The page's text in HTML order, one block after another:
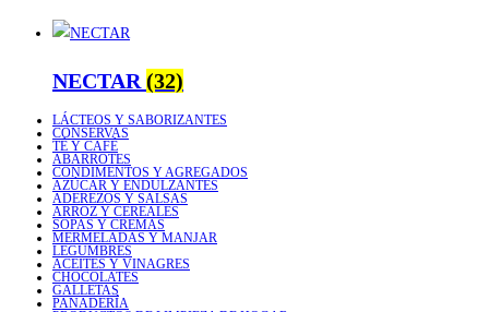
NECTAR (32)
LÁCTEOS Y SABORIZANTES
CONSERVAS
TÉ Y CAFÉ
ABARROTES
CONDIMENTOS Y AGREGADOS
AZÚCAR Y ENDULZANTES
ADEREZOS Y SALSAS
ARROZ Y CEREALES
SOPAS Y CREMAS
MERMELADAS Y MANJAR
LEGUMBRES
ACEITES Y VINAGRES
CHOCOLATES
GALLETAS
PANADERÍA